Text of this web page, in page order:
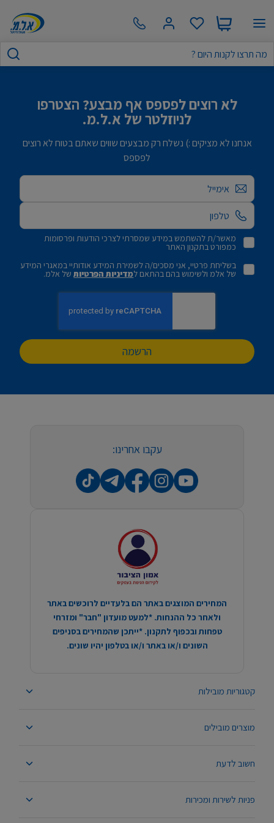
לא רוצים לפספס אף מבצע? הצטרפו
לניוזלטר של א.ל.מ.
אנחנו לא מציקים :) נשלח רק מבצעים שווים שאתם בטוח לא רוצים
לפספס
אימייל
מאשר/ת להשתמש במידע שמסרתי לצרכי הודעות ופרסומות
כמפורט בתקנון האתר
בשליחת פרטיי, אני מסכים/ה לשמירת המידע אודותיי במאגרי המידע
של אלמ ולשימוש בהם בהתאם למדיניות הפרטיותשל אלמ.
הרשמה
קטגוריות מובילות
מוצרים מובילים
חשוב לדעת
פניות לשירות ומכירות
עקבו אחרינו:
המחירים המוצגים באתר הם בלעדיים לרוכשים באתר
ולאחר כל ההנחות. *למעט מועדון "חבר" ומזרחי
טפחות ובכפוף לתקנון. *ייתכן שהמחירים בסניפים
השונים ו/או באתר ו/או בטלפון יהיו שונים.